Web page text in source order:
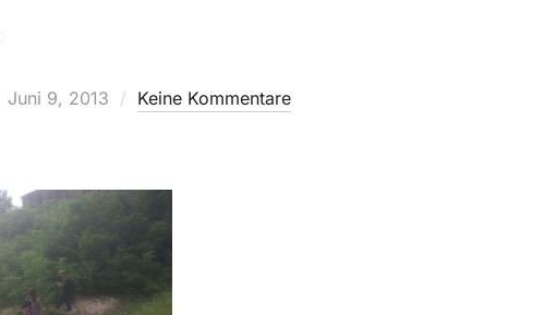
Veröffentlicht
Juni 9, 2013 Keine Kommentare